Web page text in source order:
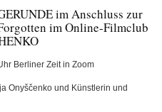
im Anschluss zur
im Online-Filmclub
Berliner Zeit in Zoom
Onyščenko und Künstlerin und